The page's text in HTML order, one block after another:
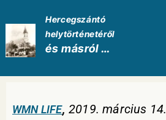
Hercegszántó
helytörténetéről
és másról …
WMN LIFE,2019. március 14.